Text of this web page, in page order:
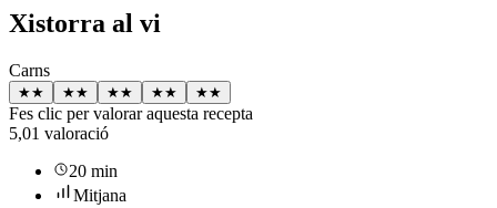
Xistorra al vi
Carns
★★ ★★ ★★ ★★ ★★
Fes clic per valorar aquesta recepta
5,01 valoració
20 min
Mitjana